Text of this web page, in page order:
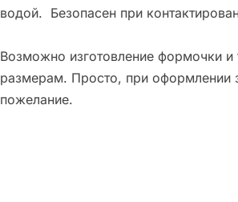
водой. Безопасен при
Возможно изготовление формочки
размерам. Просто, при оформлении
пожелание.